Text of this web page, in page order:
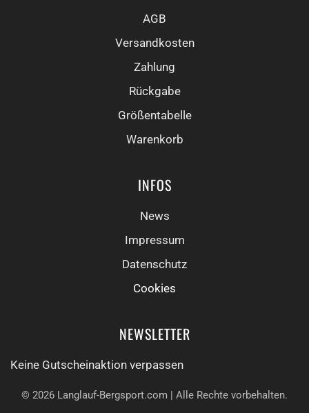
AGB
Versandkosten
Zahlung
Rückgabe
Größentabelle
Warenkorb
INFOS
News
Impressum
Datenschutz
Cookies
NEWSLETTER
Keine Gutschein­aktion verpassen
© 2026 Langlauf-Bergsport.com | Alle Rechte vorbehalten.